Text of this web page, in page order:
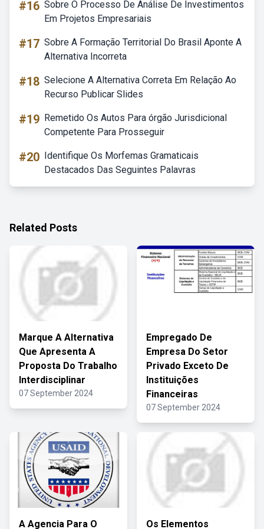
#16 Sobre O Processo De Análise De Investimentos
Em Projetos Empresariais
#17 Sobre A Formação Territorial Do Brasil Aponte A
Alternativa Incorreta
#18 Selecione A Alternativa Correta Em Relação Ao
Recurso Publicar Slides
#19 Remetido Os Autos Para órgão Jurisdicional
Competente Para Prosseguir
#20 Identifique Os Morfemas Gramaticais
Destacados Das Seguintes Palavras
Related Posts
Marque A Alternativa
Que Apresenta A
Proposta Do Trabalho
Interdisciplinar
07 September 2024
Empregado De
Empresa Do Setor
Privado Exceto De
Instituições
Financeiras
07 September 2024
A Agencia Para O Os Elementos